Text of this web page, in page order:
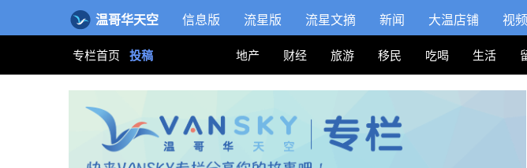
温哥华天空 信息版 流星版 流星文摘 新闻 大温店铺 视频
专栏首页 投稿 地产 财经 旅游 移民 吃喝 生活